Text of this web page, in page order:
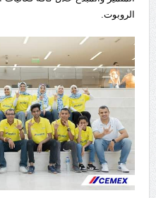
الروبوت.